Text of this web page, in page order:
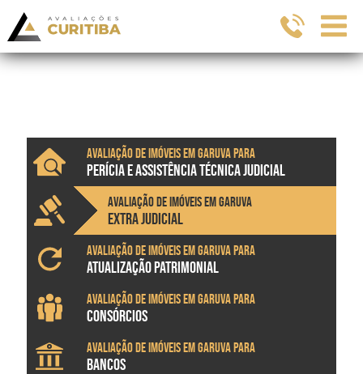
Avaliação de imóveis em Garuva para
PERÍCIA E ASSISTÊNCIA TÉCNICA JUDICIAL
Avaliação de imóveis em Garuva
EXTRA JUDICIAL
Avaliação de imóveis em Garuva para
ATUALIZAÇÃO PATRIMONIAL
Avaliação de imóveis em Garuva para
CONSÓRCIOS
Avaliação de imóveis em Garuva para
BANCOS